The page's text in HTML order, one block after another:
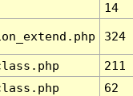
14
324
211
62